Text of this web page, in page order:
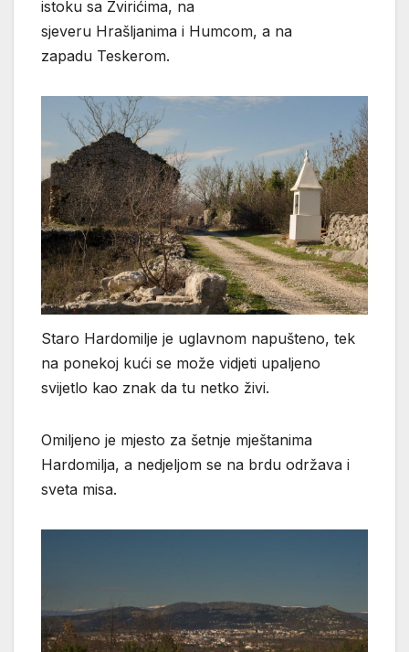
istoku sa Zvirićima, na
sjeveru Hrašljanima i Humcom, a na
zapadu Teskerom.
Staro Hardomilje je uglavnom napušteno, tek
na ponekoj kući se može vidjeti upaljeno
svijetlo kao znak da tu netko živi.
Omiljeno je mjesto za šetnje mještanima
Hardomilja, a nedjeljom se na brdu održava i
sveta misa.